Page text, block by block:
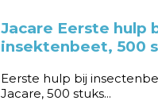
Jacare Eerste hulp
insektenbeet, 500
Eerste hulp bij
Jacare, 500 stuks...